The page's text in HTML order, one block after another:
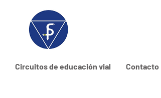
Circuitos de educación vial Contacto